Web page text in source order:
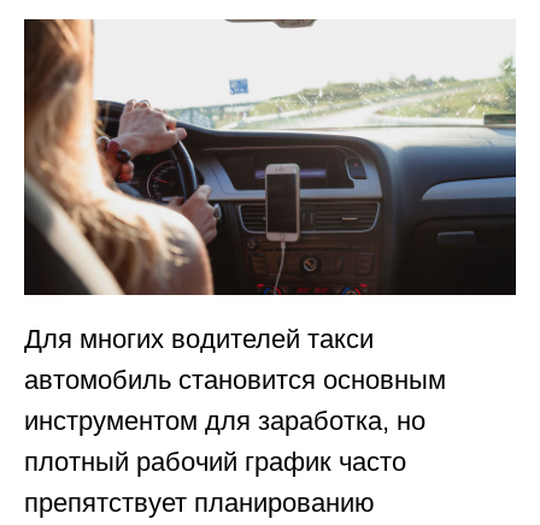
Для многих водителей такси
автомобиль становится основным
инструментом для заработка, но
плотный рабочий график часто
препятствует планированию